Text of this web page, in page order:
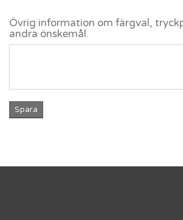
Övrig information om färgval,
andra önskemål.
Spara